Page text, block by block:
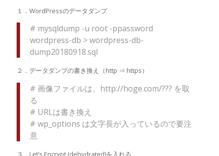
１．WordPressのデータダンプ
# mysqldump -u root -ppassword
wordpress-db > wordpress-db-
dump20180918.sql
２．データダンプの書き換え（http ⇒ https）
# 画像ファイルは、http://hoge.com/??? を取
る
# URLは書き換え
# wp_options は文字長が入っているので要注
意
３．Let’s Encrypt (dehydrated)を入れる